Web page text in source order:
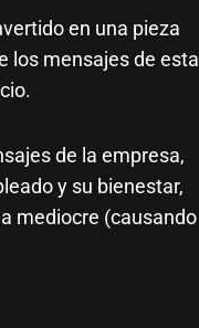
en una pieza
los mensajes de esta
de la empresa,
y su bienestar,
mediocre (causando